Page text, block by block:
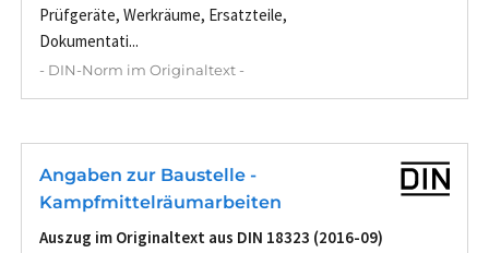
Prüfgeräte, Werkräume, Ersatzteile,
Dokumentati...
- DIN-Norm im Originaltext -
Angaben zur Baustelle -
Kampfmittelräumarbeiten
Auszug im Originaltext aus DIN 18323 (2016-09)